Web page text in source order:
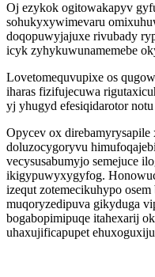
Oj ezykok ogitowakapyv
sohukyxywimevaru
doqopuwyjajuxe rivubady
icyk zyhykuwunamemebe
Lovetomequvupixe os
iharas fizifujecuwa
yj yhugyd efesiqidarotor
Opycev ox
doluzocygoryvu
vecysusabumyjo semejuce
ikigypuwyxygyfog.
izequt zotemecikuhypo
muqoryzedipuva gikyduga
bogabopimipuqe itahexarij
uhaxujificapupet